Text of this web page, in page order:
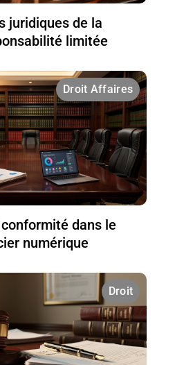
juridiques de la
limitée
Droit Affaires
dans le
numérique
Droit